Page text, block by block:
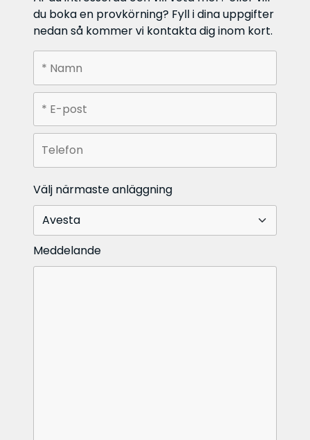
du boka en provkörning? Fyll i dina uppgifter
nedan så kommer vi kontakta dig inom kort.
Välj närmaste anläggning
Meddelande